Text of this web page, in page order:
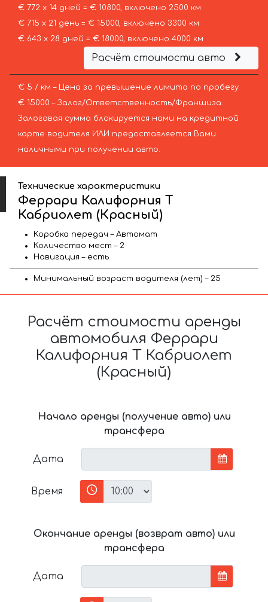
€ 772 х 14 дней = € 10800, включено 2500 км
€ 715 х 21 день = € 15000, включено 3300 км
€ 643 х 28 дней = € 18000, включено 4000 км
Расчёт стоимости авто
€ 5 / км – Цена за превышение лимита по пробегу
€ 15000 – Залог/Ответственность/Франшиза.
Залоговая сумма блокируется нами на кредитной
карте водителя ИЛИ предоставляется Вами
наличными при получении авто.
Технические характеристики
Феррари Калифорния Т
Кабриолет (Красный)
Коробка передач – Автомат
Количество мест – 2
Навигация – есть
Минимальный возраст водителя (лет) – 25
Расчёт стоимости аренды
автомобиля Феррари
Калифорния Т Кабриолет
(Красный)
Начало аренды (получение авто) или
трансфера
Дата
Время
Окончание аренды (возврат авто) или
трансфера
Дата